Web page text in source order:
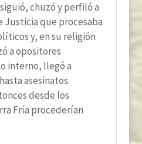
chuzó y perfiló a
Justicia que procesaba
y, en su religión
a opositores
interno, llegó a
asesinatos.
desde los
Fría procederían